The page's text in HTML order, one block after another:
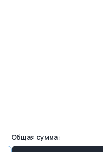
Общая сумма: